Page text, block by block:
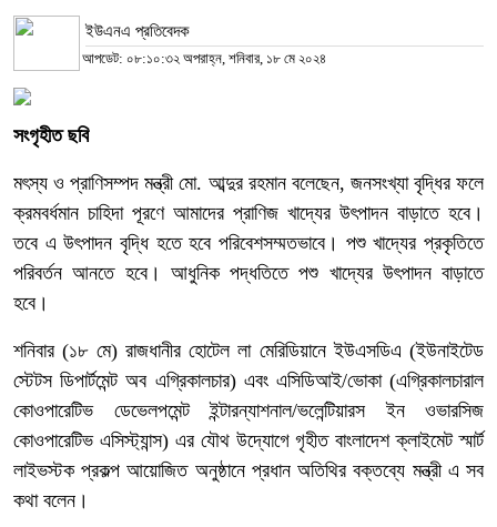
ইউএনএ প্রতিবেদক
আপডেট: ০৮:১০:৩২ অপরাহ্ন, শনিবার, ১৮ মে ২০২৪
সংগৃহীত ছবি
মৎস্য ও প্রাণিসম্পদ মন্ত্রী মো. আব্দুর রহমান বলেছেন, জনসংখ্যা বৃদ্ধির ফলে
ক্রমবর্ধমান চাহিদা পূরণে আমাদের প্রাণিজ খাদ্যের উৎপাদন বাড়াতে হবে।
তবে এ উৎপাদন বৃদ্ধি হতে হবে পরিবেশসম্মতভাবে। পশু খাদ্যের প্রকৃতিতে
পরিবর্তন আনতে হবে। আধুনিক পদ্ধতিতে পশু খাদ্যের উৎপাদন বাড়াতে
হবে।
শনিবার (১৮ মে) রাজধানীর হোটেল লা মেরিডিয়ানে ইউএসডিএ (ইউনাইটেড
স্টেটস ডিপার্টমেন্ট অব এগ্রিকালচার) এবং এসিডিআই/ভোকা (এগ্রিকালচারাল
কোওপারেটিভ ডেভেলপমেন্ট ইন্টারন্যাশনাল/ভলেন্টিয়ারস ইন ওভারসিজ
কোওপারেটিভ এসিস্ট্যান্স) এর যৌথ উদ্যোগে গৃহীত বাংলাদেশ ক্লাইমেট স্মার্ট
লাইভস্টক প্রকল্প আয়োজিত অনুষ্ঠানে প্রধান অতিথির বক্তব্যে মন্ত্রী এ সব
কথা বলেন।